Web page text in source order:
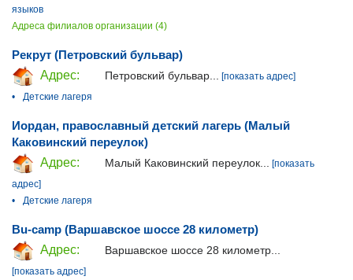
языков
Адреса филиалов организации (4)
Рекрут (Петровский бульвар)
Адрес:
Петровский бульвар... [показать адрес]
•
Детские лагеря
Иордан, православный детский лагерь (Малый
Каковинский переулок)
Адрес:
Малый Каковинский переулок...
[показать
адрес]
•
Детские лагеря
Bu-camp (Варшавское шоссе 28 километр)
Адрес:
Варшавское шоссе 28 километр...
[показать адрес]